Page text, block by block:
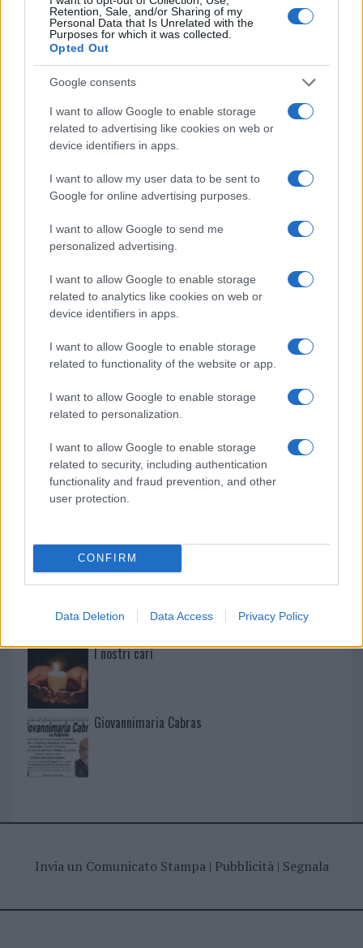
Retention, Sale, and/or Sharing of my
Personal Data that Is Unrelated with the
Purposes for which it was collected.
Opted Out
Google consents
I want to allow Google to enable storage
related to advertising like cookies on web or
device identifiers in apps.
I want to allow my user data to be sent to
Google for online advertising purposes.
I want to allow Google to send me
personalized advertising.
I want to allow Google to enable storage
related to analytics like cookies on web or
device identifiers in apps.
I want to allow Google to enable storage
related to functionality of the website or app.
I want to allow Google to enable storage
related to personalization.
I want to allow Google to enable storage
related to security, including authentication
functionality and fraud prevention, and other
user protection.
CONFIRM
Data Deletion Data Access Privacy Policy
Nuovo sportello rifiuti a Palau, una svolta per gli
utenti
Mario Malu
Martina Agostina Diturco
I nostri cari
I nostri cari
Giovannimaria Cabras
Invia un Comunicato Stampa| Pubblicità| Segnala